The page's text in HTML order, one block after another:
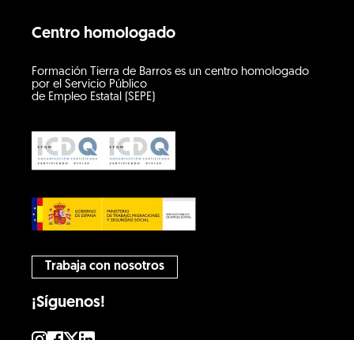
Centro homologado
Formación Tierra de Barros es un centro homologado
por el Servicio Público
de Empleo Estatal (SEPE)
Trabaja con nosotros
¡Síguenos!